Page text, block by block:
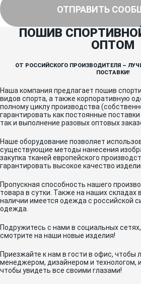
ОТПРАВИТЬ
ПОШИВ
ОПТОМ
ОТ РОССИЙСКОГО ПРОИЗВОДИТЕЛЯ –
ПОСТАВКИ!
Наша компания предлагает пошив
видов спорта, а также корпоративную
полному циклу производства
гарантировать как постоянные
так и выполнение разовых оптовых
Наше оборудование позволяет
существующие методы нанесения
закупка тканей европейского
гарантировать высокое качество
Пропускная способность нашего
товара в сутки. Также на наших складах
наличии имеется одежда с российской
одежда.
Подружитесь с нами в социальных
смотрите на наши новые изделия!
Приезжайте к нам в гости в офис, чтобы
менеджером, дизайнером и технологом,
чтобы увидеть все своими глазами!